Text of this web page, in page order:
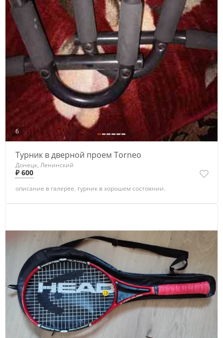
6
Турник в дверной проем Torneo
Донецк, Ленинский
₽ 600
описание в галерее. турник в хорошем состоянии.